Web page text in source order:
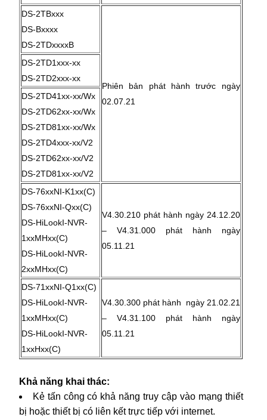
DS-2TBxxx
DS-Bxxxx
DS-2TDxxxxB
Phiên bản phát hành trước ngày
02.07.21
DS-2TD1xxx-xx
DS-2TD2xxx-xx
DS-2TD41xx-xx/Wx
DS-2TD62xx-xx/Wx
DS-2TD81xx-xx/Wx
DS-2TD4xxx-xx/V2
DS-2TD62xx-xx/V2
DS-2TD81xx-xx/V2
DS-76xxNI-K1xx(C)
DS-76xxNI-Qxx(C)
DS-HiLookI-NVR-
1xxMHxx(C)
DS-HiLookI-NVR-
2xxMHxx(C)
V4.30.210 phát hành ngày 24.12.20
– V4.31.000 phát hành ngày
05.11.21
DS-71xxNI-Q1xx(C)
DS-HiLookI-NVR-
1xxMHxx(C)
DS-HiLookI-NVR-
1xxHxx(C)
V4.30.300 phát hành ngày 21.02.21
– V4.31.100 phát hành ngày
05.11.21
Khả năng khai thác:
Kẻ tấn công có khả năng truy cập vào mạng thiết
bị hoặc thiết bị có liên kết trực tiếp với internet.